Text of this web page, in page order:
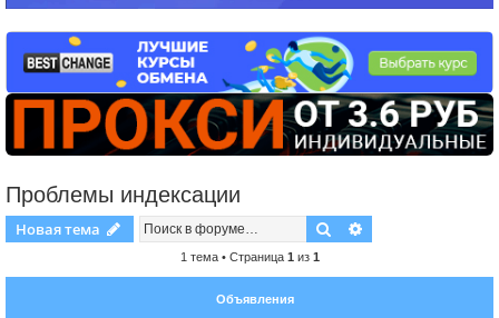
Проблемы индексации
Новая тема Поиск
1 тема • Страница 1 из 1
Объявления